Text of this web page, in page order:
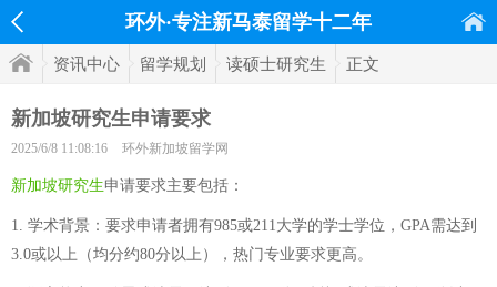
环外·专注新马泰留学十二年
资讯中心 留学规划 读硕士研究生 正文
新加坡研究生申请要求
2025/6/8 11:08:16 环外新加坡留学网
新加坡研究生申请要求主要包括：
1. 学术背景：要求申请者拥有985或211大学的学士学位，GPA需达到
3.0或以上（均分约80分以上），热门专业要求更高。